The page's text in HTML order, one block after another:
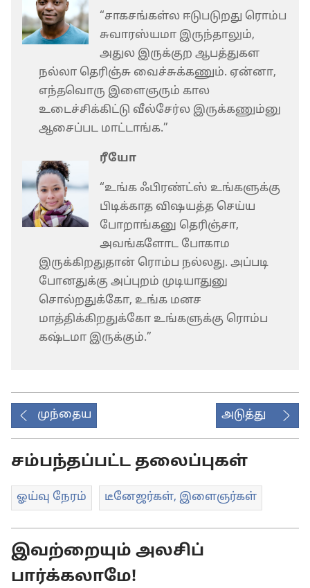
“சாகசங்கள்ல ஈடுபடுறது ரொம்ப
சுவாரஸ்யமா இருந்தாலும்,
அதுல இருக்குற ஆபத்துகள
நல்லா தெரிஞ்சு வைச்சுக்கணும். ஏன்னா,
எந்தவொரு இளைஞரும் கால
உடைச்சிக்கிட்டு வீல்சேர்ல இருக்கணும்னு
ஆசைப்பட மாட்டாங்க.”
ரீயோ
“உங்க ஃபிரண்ட்ஸ் உங்களுக்கு
பிடிக்காத விஷயத்த செய்ய
போறாங்கனு தெரிஞ்சா,
அவங்களோட போகாம
இருக்கிறதுதான் ரொம்ப நல்லது. அப்படி
போனதுக்கு அப்புறம் முடியாதுனு
சொல்றதுக்கோ, உங்க மனச
மாத்திக்கிறதுக்கோ உங்களுக்கு ரொம்ப
கஷ்டமா இருக்கும்.”
முந்தைய அடுத்து
சம்பந்தப்பட்ட தலைப்புகள்
ஓய்வு நேரம் டீனேஜர்கள், இளைஞர்கள்
இவற்றையும் அலசிப்
பார்க்கலாமே!